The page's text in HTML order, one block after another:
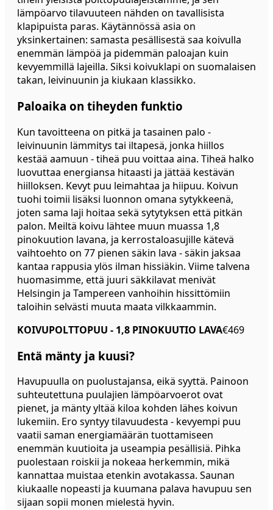
lämpöarvo tilavuuteen nähden on tavallisista
klapipuista paras. Käytännössä asia on
yksinkertainen: samasta pesällisestä saa koivulla
enemmän lämpöä ja pidemmän paloajan kuin
kevyemmillä lajeilla. Siksi koivuklapi on suomalaisen
takan, leivinuunin ja kiukaan klassikko.
Paloaika on tiheyden funktio
Kun tavoitteena on pitkä ja tasainen palo -
leivinuunin lämmitys tai iltapesä, jonka hiillos
kestää aamuun - tiheä puu voittaa aina. Tiheä halko
luovuttaa energiansa hitaasti ja jättää kestävän
hiilloksen. Kevyt puu leimahtaa ja hiipuu. Koivun
tuohi toimii lisäksi luonnon omana sytykkeenä,
joten sama laji hoitaa sekä sytytyksen että pitkän
palon. Meiltä koivu lähtee muun muassa 1,8
pinokuution lavana, ja kerrostaloasujille kätevä
vaihtoehto on 77 pienen säkin lava - säkin jaksaa
kantaa rappusia ylös ilman hissiäkin. Viime talvena
huomasimme, että juuri säkkilavat menivät
Helsingin ja Tampereen vanhoihin hissittömiin
taloihin selvästi muuta maata vilkkaammin.
KOIVUPOLTTOPUU - 1,8 PINOKUUTIO LAVA€469
Entä mänty ja kuusi?
Havupuulla on puolustajansa, eikä syyttä. Painoon
suhteutettuna puulajien lämpöarvoerot ovat
pienet, ja mänty yltää kiloa kohden lähes koivun
lukemiin. Ero syntyy tilavuudesta - kevyempi puu
vaatii saman energiamäärän tuottamiseen
enemmän kuutioita ja useampia pesällisiä. Pihka
puolestaan roiskii ja nokeaa herkemmin, mikä
kannattaa muistaa etenkin avotakassa. Saunan
kiukaalle nopeasti ja kuumana palava havupuu sen
sijaan sopii monen mielestä hyvin.